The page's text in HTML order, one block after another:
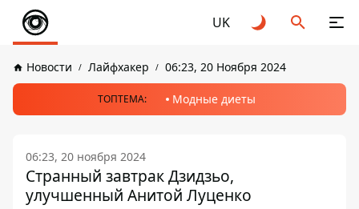
UK
Новости Лайфхакер 06:23, 20 Ноября 2024
ТОПТЕМА: Модные диеты
06:23, 20 ноября 2024
Странный завтрак Дзидзьо,
улучшенный Анитой Луценко